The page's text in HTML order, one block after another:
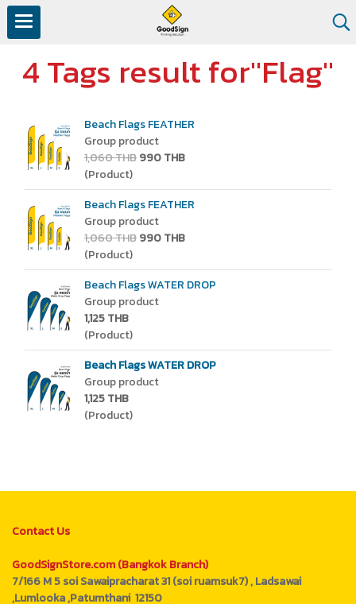
4 Tags result for"Flag"
Beach Flags FEATHER
Group product
1,060 THB990 THB
(Product)
Beach Flags FEATHER
Group product
1,060 THB990 THB
(Product)
Beach Flags WATER DROP
Group product
1,125 THB
(Product)
Beach Flags WATER DROP
Group product
1,125 THB
(Product)
Contact Us
GoodSignStore.com (Bangkok Branch)
7/166 M 5 soi Sawaipracharat 31 (soi ruamsuk7) , Ladsawai
,Lumlooka ,Patumthani 12150